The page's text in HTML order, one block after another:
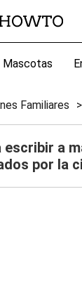
Mascotas
Familiares
a
por la